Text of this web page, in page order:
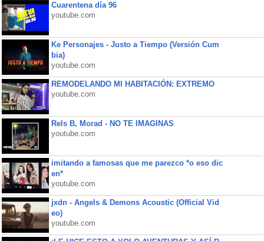
Cuarentena día 96
youtube.com
Ke Personajes - Justo a Tiempo (Versión Cum
bia)
youtube.com
REMODELANDO MI HABITACIÓN: EXTREMO
youtube.com
Rels B, Morad - NO TE IMAGINAS
youtube.com
imitando a famosas que me parezco *o eso dic
en*
youtube.com
jxdn - Angels & Demons Acoustic (Official Vid
eo)
youtube.com